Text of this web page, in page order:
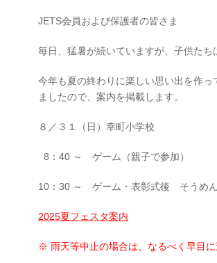
JETS会員および保護者の皆さま
毎日、猛暑が続いていますが、子供たち
今年も夏の終わりに楽しい思い出を作
ましたので、案内を掲載します。
８／３１（日）幸町小学校
8：40 ～ ゲーム（親子で参加）
10：30 ～ ゲーム・表彰式後 そうめ
2025夏フェスタ案内
※ 雨天等中止の場合は、なるべく早目に